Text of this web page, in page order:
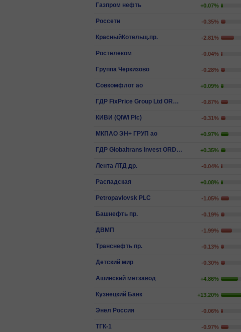
Газпром нефть +0.07%
Россети -0.35%
КрасныйКотельщ.пр. -2.81%
Ростелеком -0.04%
Группа Черкизово -0.28%
Совкомфлот ао +0.09%
ГДР FixPrice Group Ltd ORD SHS -0.87%
КИВИ (QIWI Plc) -0.31%
МКПАО ЭН+ ГРУП ао +0.97%
ГДР Globaltrans Invest ORD SHS +0.35%
Лента ЛТД др. -0.04%
Распадская +0.08%
Petropavlovsk PLC -1.05%
Башнефть пр. -0.19%
ДВМП -1.99%
Транснефть пр. -0.13%
Детский мир -0.30%
Ашинский метзавод +4.86%
Кузнецкий Банк +13.20%
Энел Россия -0.06%
ТГК-1 -0.97%